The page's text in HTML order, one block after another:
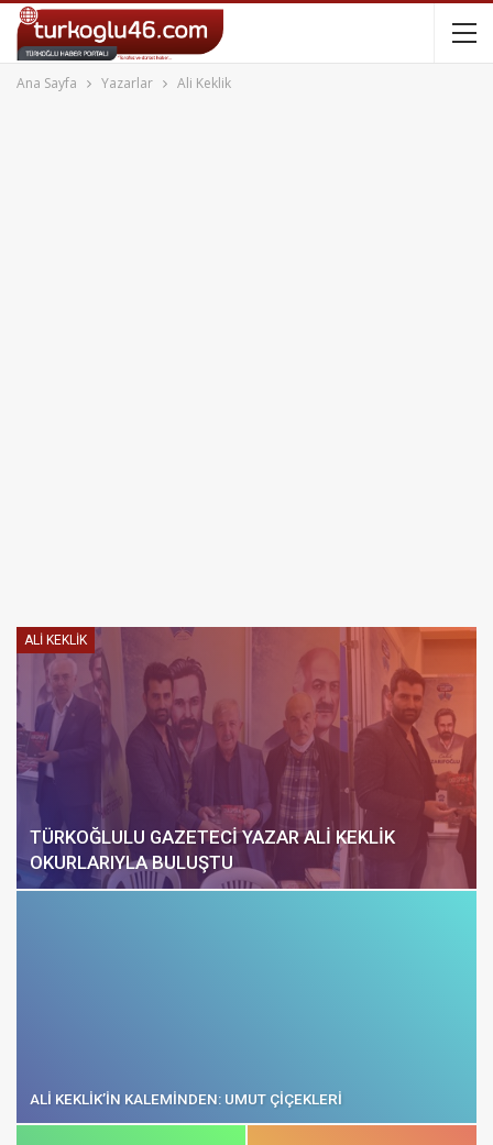
Ana Sayfa Yazarlar Ali Keklik
ALI KEKLIK
TÜRKOĞLULU GAZETECİ YAZAR ALİ KEKLİK
OKURLARIYLA BULUŞTU
ALİ KEKLİK’İN KALEMİNDEN: UMUT ÇİÇEKLERİ